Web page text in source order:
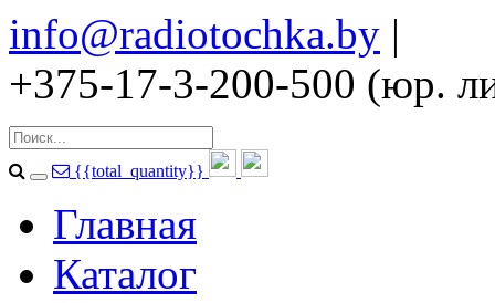
info@radiotochka.by |
+375-17-3-200-500 (юр.
{{total_quantity}}
Главная
Каталог